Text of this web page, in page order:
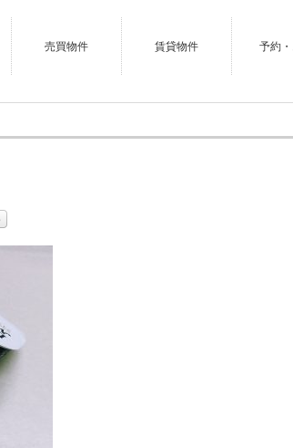
売買物件 賃貸物件 予約